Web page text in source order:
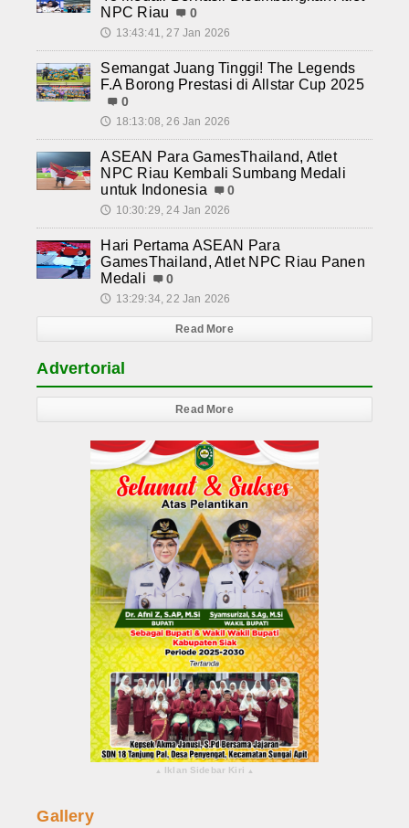
NPC Riau
0
🕔 13:43:41, 27 Jan 2026
Semangat Juang Tinggi! The Legends
F.A Borong Prestasi di Allstar Cup 2025
0
🕔 18:13:08, 26 Jan 2026
ASEAN Para GamesThailand, Atlet
NPC Riau Kembali Sumbang Medali
untuk Indonesia
0
🕔 10:30:29, 24 Jan 2026
Hari Pertama ASEAN Para
GamesThailand, Atlet NPC Riau Panen
Medali
0
🕔 13:29:34, 22 Jan 2026
Read More
Advertorial
Read More
▴ Iklan Sidebar Kiri ▴
Gallery